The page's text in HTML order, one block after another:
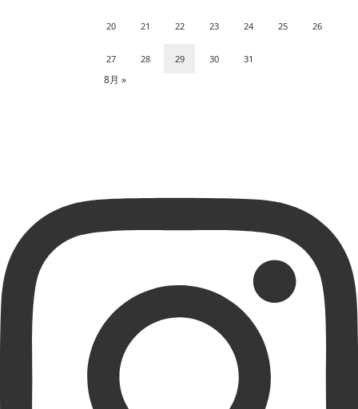
20 21 22 23 24 25 26
27 28 29 30 31
8月 »